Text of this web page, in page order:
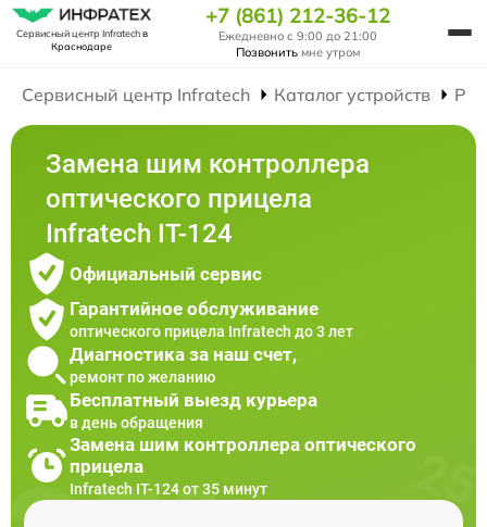
Сервисный центр Infratechв
Краснодаре
+7 (861) 212-36-12
Ежедневно с 9:00 до 21:00
Позвонить мне утром
Сервисный центр Infratech Каталог устройств
Замена шим контроллера
оптического прицела
Infratech IT-124
Официальный сервис
Гарантийное обслуживание
оптического прицела Infratech до 3 лет
Диагностика за наш счет,
ремонт по желанию
Бесплатный выезд курьера
в день обращения
Замена шим контроллера оптического
прицела
Infratech IT-124 от 35 минут